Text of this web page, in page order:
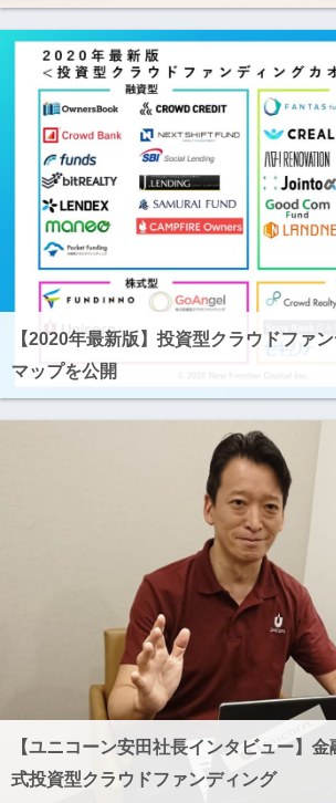
【2020年最新版】投資型クラウドファ
マップを公開
【ユニコーン安田社長インタビュー】
式投資型クラウドファンディング